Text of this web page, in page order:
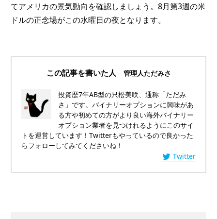
てアメリカの景気動向を確認しましょう。8月第3週の米
ドルの正念場がこの水曜日の夜となります。
この記事を書いた人 管理人ただみさ
投資歴7年AB型の只松美咲、通称「ただみ
さ」です。バイナリーオプションに興味があ
る方や初めての方がより良い海外バイナリー
オプション業者を見つけれるようにこのサイ
トを運営しています！Twitterもやっているので良かった
らフォローしてみてくださいね！
Twitter